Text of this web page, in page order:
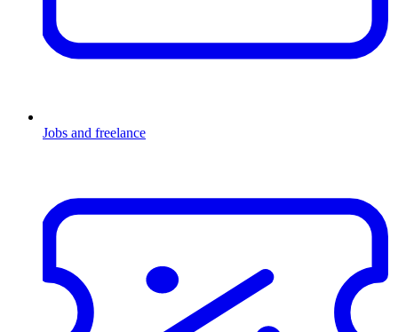
Jobs and freelance